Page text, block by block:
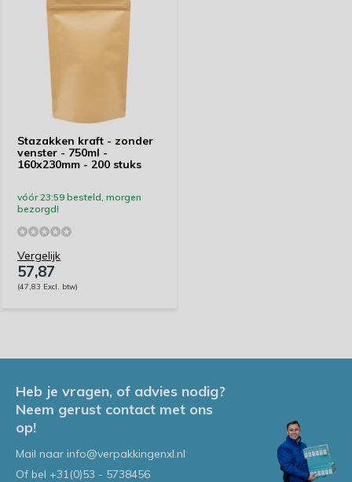
Stazakken kraft - zonder
venster - 750ml -
160x230mm - 200 stuks
vóór 23:59 besteld, morgen
bezorgd!
Vergelijk
57,87
(47,83 Excl. btw)
Heb je vragen, of advies nodig?
Neem gerust contact met ons
op!
Mail naar info@verpakkingenxl.nl
Of bel +31(0)53 - 5738456